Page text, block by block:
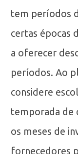
tem períodos
certas épocas
a oferecer
períodos. Ao
considere
temporada de
os meses de
fornecedores